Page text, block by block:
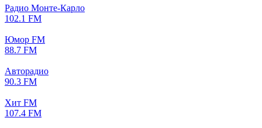
Радио Монте-Карло
102.1 FM
Юмор FM
88.7 FM
Авторадио
90.3 FM
Хит FM
107.4 FM